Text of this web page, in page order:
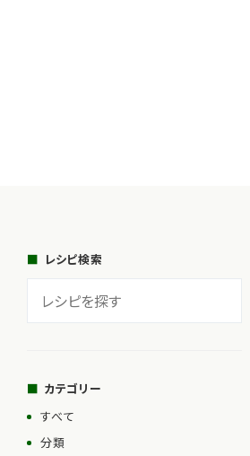
レシピ検索
カテゴリー
すべて
分類